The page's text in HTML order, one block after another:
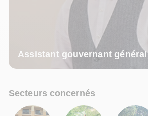
Assistant gouvernant général
Secteurs concernés